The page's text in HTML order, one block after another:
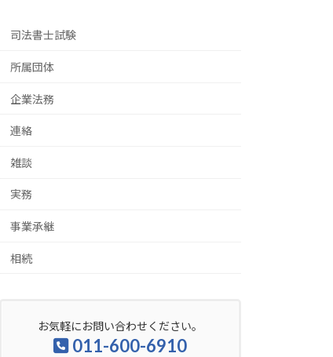
司法書士試験
所属団体
企業法務
連絡
雑談
実務
事業承継
相続
お気軽にお問い合わせください。
011-600-6910